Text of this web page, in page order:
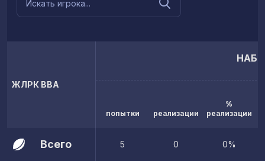
ЖЛРК ВВА
попытки реализации
%
реализации
Всего 5 0 0%